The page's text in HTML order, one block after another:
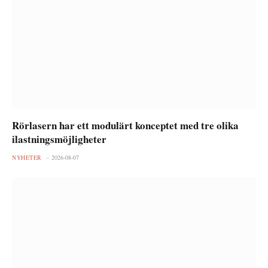
Rörlasern har ett modulärt konceptet med tre olika
ilastningsmöjligheter
NYHETER 2026-08-07